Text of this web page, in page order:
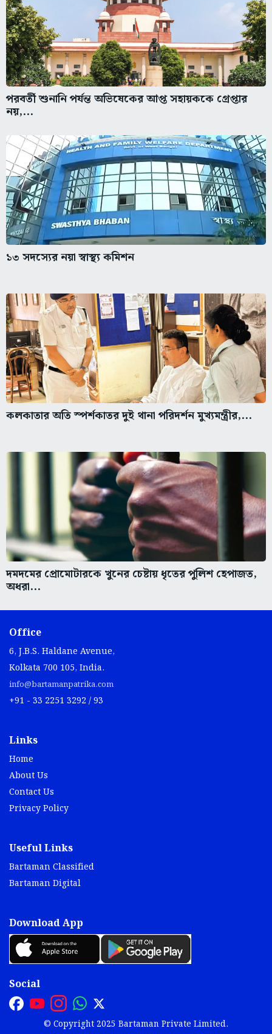
পরবর্তী শুনানি পর্যন্ত অভিষেকের আপ্ত সহায়ককে গ্রেপ্তার
নয়,...
১৩ সদস্যের নয়া স্বাস্থ্য কমিশন
কলকাতার অতি স্পর্শকাতর দুই থানা পরিদর্শন মুখ্যমন্ত্রীর,...
দমদমের প্রোমোটারকে খুনের চেষ্টায় ধৃতের পুলিশ হেপাজত,
অধরা...
Office
6, J.B.S. Haldane Avenue,
Kolkata 700 105, India.
info@bartamanpatrika.com
+91 - 33 2251 3292 / 93
Links
Home
About Us
Contact Us
Privacy Policy
Useful Links
Bartaman Classified
Bartaman Digital
Download App
Social
© Copyright 2025 Bartaman Private Limited.